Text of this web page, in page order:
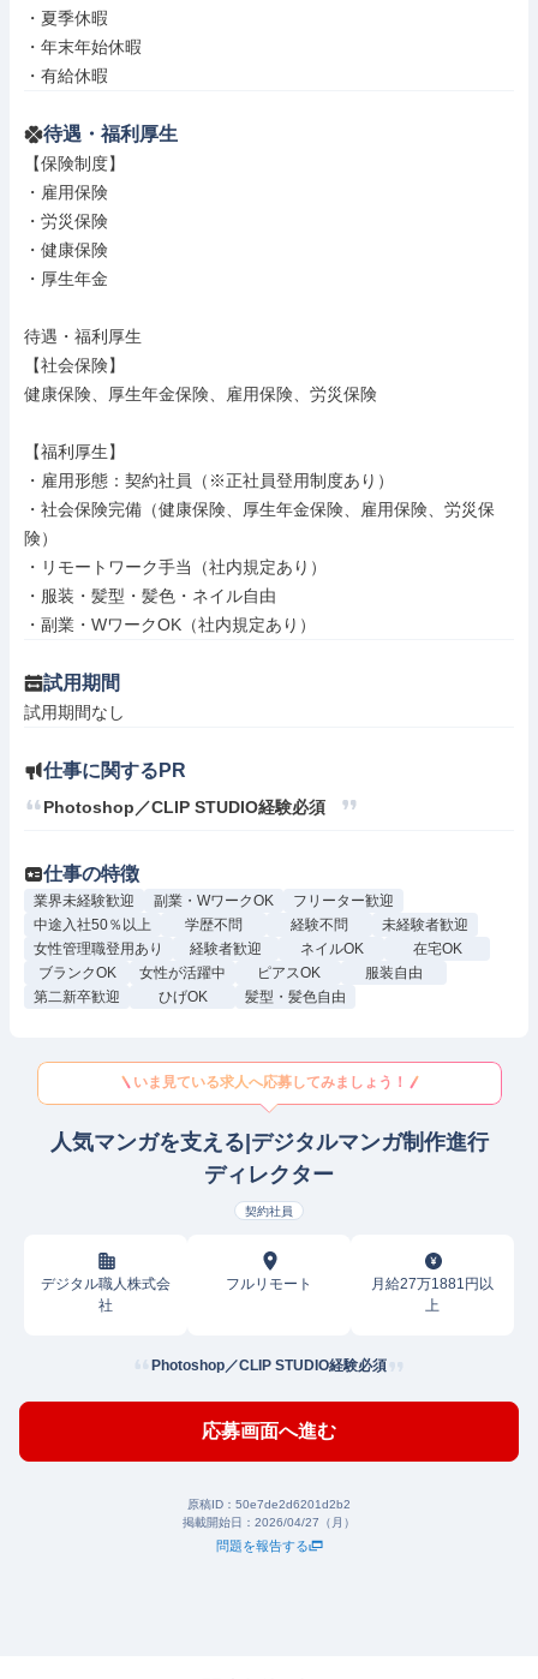
・夏季休暇
・年末年始休暇
・有給休暇
待遇・福利厚生
【保険制度】
・雇用保険
・労災保険
・健康保険
・厚生年金
待遇・福利厚生
【社会保険】
健康保険、厚生年金保険、雇用保険、労災保険
【福利厚生】
・雇用形態：契約社員（※正社員登用制度あり）
・社会保険完備（健康保険、厚生年金保険、雇用保険、労災保
険）
・リモートワーク手当（社内規定あり）
・服装・髪型・髪色・ネイル自由
・副業・WワークOK（社内規定あり）
試用期間
試用期間なし
仕事に関するPR
仕事の特徴
業界未経験歓迎 副業・WワークOK
フリーター歓迎
中途入社50％以上
学歴不問 経験不問
未経験者歓迎
女性管理職登用あり
経験者歓迎 ネイルOK
在宅OK
ブランクOK
女性が活躍中 ピアスOK
服装自由
第二新卒歓迎
ひげOK 髪型・髪色自由
いま見ている求人へ応募してみましょう！
人気マンガを支える|デジタルマンガ制作進行
ディレクター
契約社員
デジタル職人株式会
社
フルリモート
月給27万1881円以
上
Photoshop／CLIP STUDIO経験必須
応募画面へ進む
原稿ID： 50e7de2d6201d2b2
掲載開始日： 2026/04/27（月）
問題を報告する